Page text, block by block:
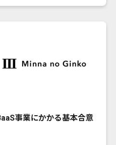
事業にかかる基本合意